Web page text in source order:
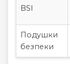
BSI
Подушки
безпеки